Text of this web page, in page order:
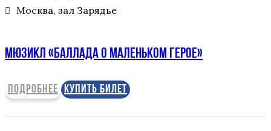
Москва, зал Зарядье
Мюзикл «БАЛЛАДА О МАЛЕНЬКОМ ГЕРОЕ»
ПОДРОБНЕЕ КУПИТЬ БИЛЕТ